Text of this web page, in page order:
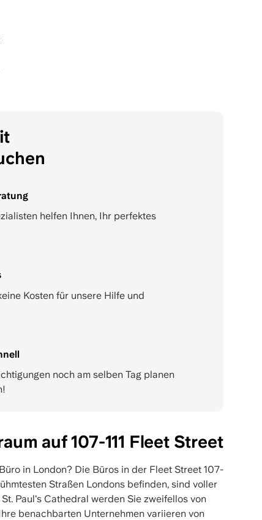
helfen Ihnen, Ihr perfektes
Kosten für unsere Hilfe und
noch am selben Tag planen
auf 107-111 Fleet Street
in London? Die Büros in der Fleet Street 107-
Straßen Londons befinden, sind voller
Paul's Cathedral werden Sie zweifellos von
benachbarten Unternehmen variieren von